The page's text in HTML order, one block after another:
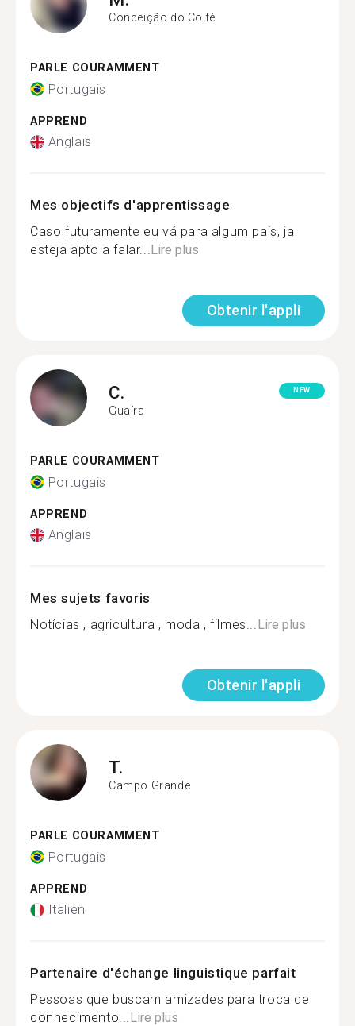
Conceição do Coité
PARLE COURAMMENT
Portugais
APPREND
Anglais
Mes objectifs d'apprentissage
Caso futuramente eu vá para algum pais, ja
esteja apto a falar...Lire plus
Obtenir l'appli
C.
Guaíra
NEW
PARLE COURAMMENT
Portugais
APPREND
Anglais
Mes sujets favoris
Notícias , agricultura , moda , filmes...Lire plus
Obtenir l'appli
T.
Campo Grande
PARLE COURAMMENT
Portugais
APPREND
Italien
Partenaire d'échange linguistique parfait
Pessoas que buscam amizades para troca de
conhecimento...Lire plus